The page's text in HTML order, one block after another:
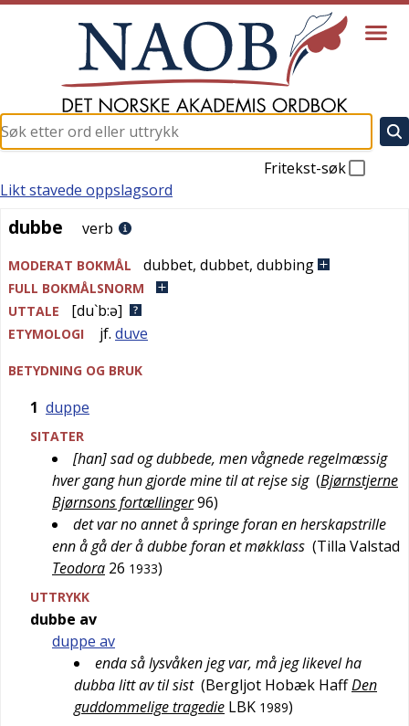
Fritekst-søk
dubbe
Likt stavede oppslagsord
dubbe verb
MODERAT BOKMÅL dubbet, dubbet, dubbing
FULL BOKMÅLSNORM
UTTALE
[du`b:ə]
ETYMOLOGI jf. duve
BETYDNING OG BRUK
1 duppe
SITATER
[han] sad og dubbede, men vågnede regelmæssig
hver gang hun gjorde mine til at rejse sig (Bjørnstjerne
Bjørnsons fortællinger96)
det var no annet å springe foran en herskapstrille
enn å gå der å dubbe foran et møkklass (Tilla Valstad
Teodora 26 1933)
UTTRYKK
dubbe av
duppe av
enda så lysvåken jeg var, må jeg likevel ha
dubba litt av til sist (Bergljot Hobæk HaffDen
guddommelige tragedie LBK 1989)